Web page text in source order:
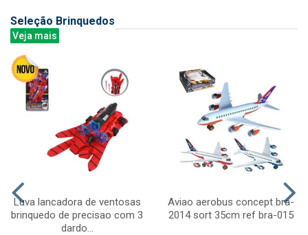
Seleção Brinquedos
Veja mais
Luva lancadora de ventosas
brinquedo de precisao com 3
dardo...
Aviao aerobus concept bra-
2014 sort 35cm ref bra-015